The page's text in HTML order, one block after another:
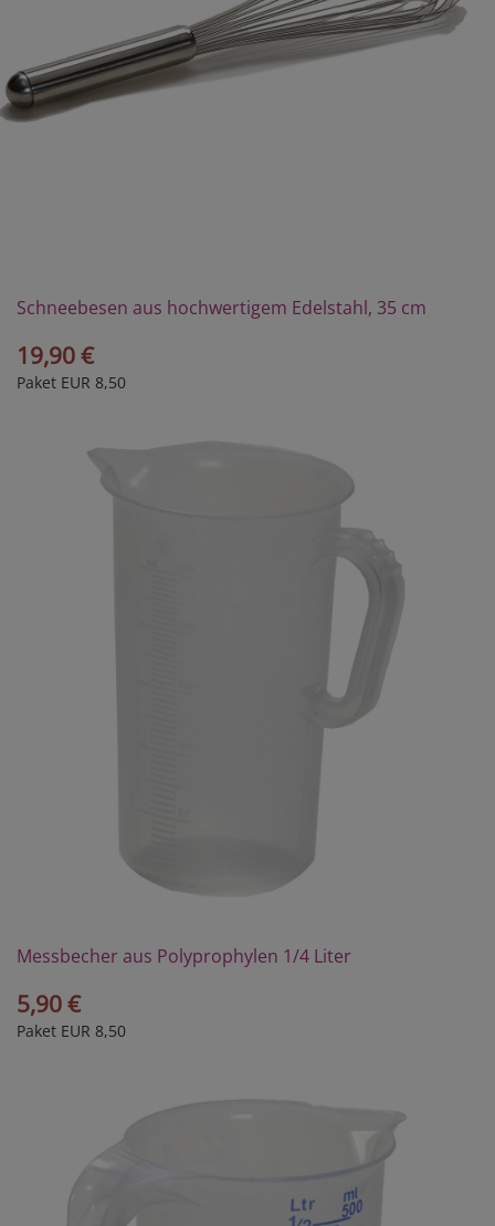
Schneebesen aus hochwertigem Edelstahl, 35 cm
19,90 €
Paket EUR 8,50
Messbecher aus Polyprophylen 1/4 Liter
5,90 €
Paket EUR 8,50